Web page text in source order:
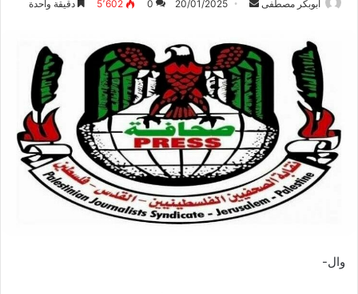
ابوبكر مصطفى
س
ل
ب
ر
ي
ا
ل
ك
20/01/2025
0 5٬602 دقيقة واحدة
وال-